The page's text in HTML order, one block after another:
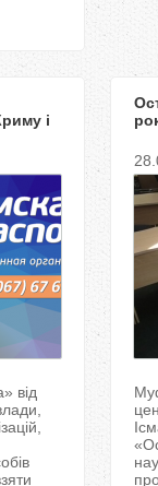
і
від